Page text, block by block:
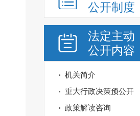
公开制度
法定主动
公开内容
机关简介
重大行政决策预公开
政策解读咨询